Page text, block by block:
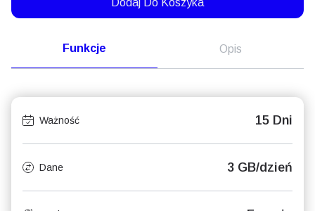
Funkcje Opis
Ważność 15 Dni
Dane 3 GB/dzień